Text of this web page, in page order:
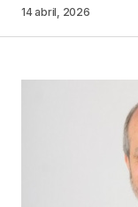
*
14 abril, 2026